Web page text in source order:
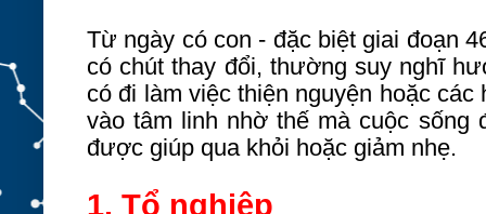
Từ ngày có con - đặc biệt giai đoạn
có chút thay đổi, thường suy nghĩ
có đi làm việc thiện nguyện hoặc
vào tâm linh nhờ thế mà cuộc sống
được giúp qua khỏi hoặc giảm nhẹ.
1. Tổ nghiệp